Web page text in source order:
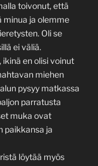
toivonut, että
minua ja olemme
Oli se
ei väliä.
ikinä en olisi voinut
miehen
pysyy matkassa
parratusta
muka ovat
paikkansa ja
löytää myös